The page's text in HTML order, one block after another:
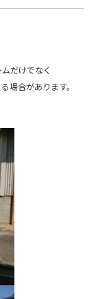
だけでなく
場合があります。